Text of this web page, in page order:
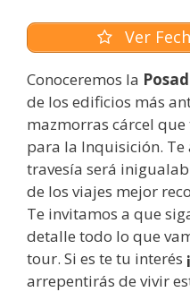
Ver
Conoceremos la
de los edificios más
mazmorras cárcel
para la Inquisición. Te
travesía será
de los viajes mejor
Te invitamos a que
detalle todo lo que
tour. Si es te tu interés
arrepentirás de vivir